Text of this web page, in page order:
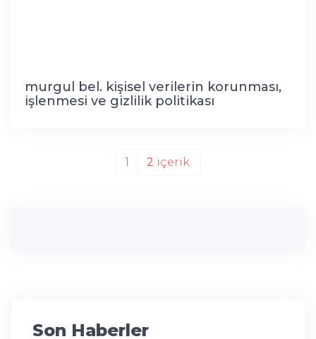
murgul bel. kişisel verilerin korunması,
işlenmesi ve gizlilik politikası
1 2 içerik.
Son Haberler